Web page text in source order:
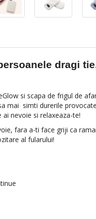
dragi
si scapa de frigul de
mai simti durerile
nevoie si relaxeaza-te!
fara a-ti face griji ca
al fularului!